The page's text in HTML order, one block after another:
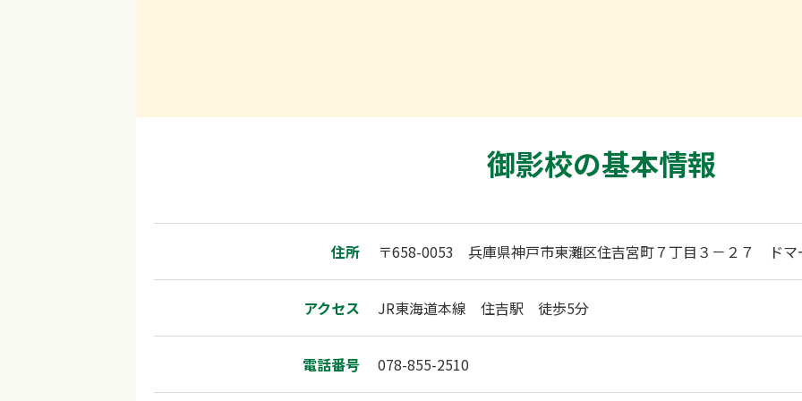
御影校の基本情報
住所 〒658-0053 兵庫県神戸市東灘区住吉宮町７丁目３－２７ ドマ
アクセス JR東海道本線 住吉駅 徒歩5分
電話番号 078-855-2510